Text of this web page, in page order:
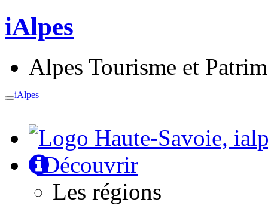
iAlpes
Alpes Tourisme et
Toggle
iAlpes
Découvrir
Les régions